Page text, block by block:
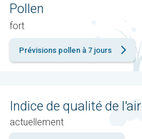
Pollen
fort
Prévisions pollen à 7 jours
Indice de qualité de l'air
actuellement